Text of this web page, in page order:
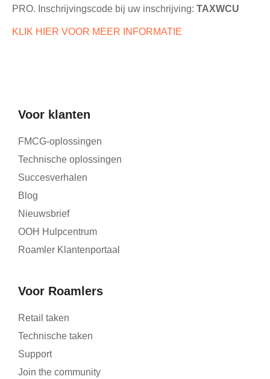
PRO. Inschrijvingscode bij uw inschrijving: TAXWCU
KLIK HIER VOOR MEER INFORMATIE
Voor klanten
FMCG-oplossingen
Technische oplossingen
Succesverhalen
Blog
Nieuwsbrief
OOH Hulpcentrum
Roamler Klantenportaal
Voor Roamlers
Retail taken
Technische taken
Support
Join the community